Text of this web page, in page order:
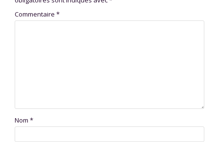
Commentaire *
Nom *